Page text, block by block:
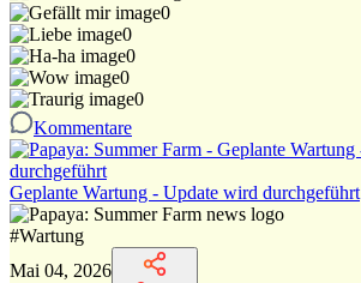
0
0
0
0
0
Kommentare
Geplante Wartung - Update wird durchgeführt
#Wartung
Mai 04, 2026